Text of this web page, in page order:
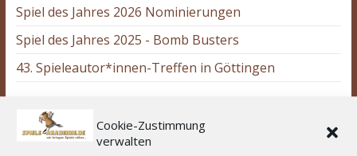
Cookie-Zustimmung
verwalten
Spiel des Jahres 2026 Nominierungen
Spiel des Jahres 2025 - Bomb Busters
43. Spieleautor*innen-Treffen in Göttingen
Wir unterstützen: